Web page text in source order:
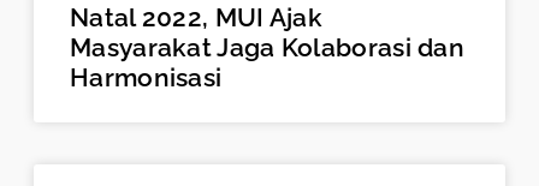
Natal 2022, MUI Ajak
Masyarakat Jaga Kolaborasi dan
Harmonisasi